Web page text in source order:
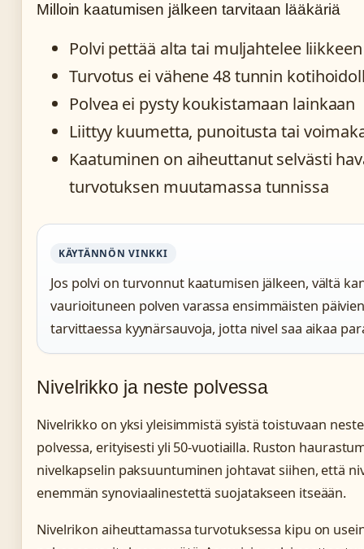
Milloin kaatumisen jälkeen tarvitaan lääkäriä
Polvi pettää alta tai muljahtelee
Turvotus ei vähene 48 tunnin
Polvea ei pysty koukistamaan lainkaan
Liittyy kuumetta, punoitusta tai
Kaatuminen on aiheuttanut selvästi
turvotuksen muutamassa tunnissa
KÄYTÄNNÖN VINKKI
Jos polvi on turvonnut kaatumisen jälkeen, vältä
vaurioituneen polven varassa ensimmäisten
tarvittaessa kyynärsauvoja, jotta nivel saa aikaa
Nivelrikko ja neste polvessa
Nivelrikko on yksi yleisimmistä syistä toistuvaan
polvessa, erityisesti yli 50-vuotiailla. Ruston
nivelkapselin paksuuntuminen johtavat siihen, että
enemmän synoviaalinestettä suojatakseen itseään.
Nivelrikon aiheuttamassa turvotuksessa kipu on